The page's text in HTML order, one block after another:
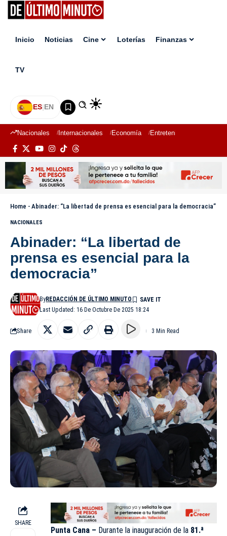
Inicio Noticias Cine Loterías Finanzas
TV
ES|EN
Nacionales Internacionales Economía Entretenimiento
Home - Abinader: “La libertad de prensa es esencial para la democracia”
NACIONALES
Abinader: “La libertad de
prensa es esencial para la
democracia”
Last Updated: 16 De Octubre De 2025 18:24
ByREDACCIÓN DE ÚLTIMO MINUTO
Share 3 Min Read
SHARE
Punta Cana – Durante la inauguración de la 81.ª